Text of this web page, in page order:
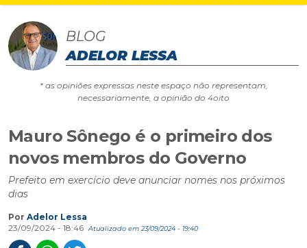
BLOG
ADELOR LESSA
* as opiniões expressas neste espaço não representam,
necessariamente, a opinião do 4oito
Mauro Sônego é o primeiro dos
novos membros do Governo
Prefeito em exercício deve anunciar nomes nos próximos
dias
Por Adelor Lessa
23/09/2024 - 18:46
Atualizado em 23/09/2024 - 19:40